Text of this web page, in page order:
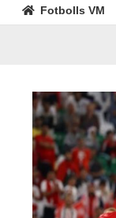
Fotbolls VM